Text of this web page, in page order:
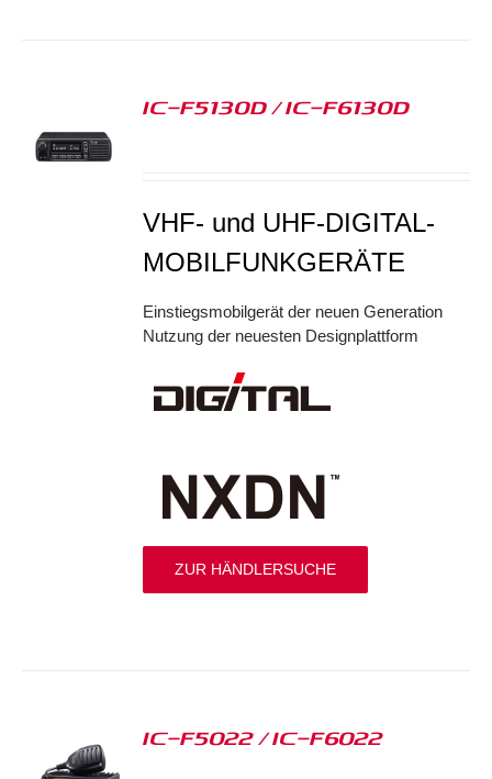
IC-F5130D / IC-F6130D
VHF- und UHF-DIGITAL-
MOBILFUNKGERÄTE
Einstiegsmobilgerät der neuen Generation
Nutzung der neuesten Designplattform
ZUR HÄNDLERSUCHE
IC-F5022 / IC-F6022